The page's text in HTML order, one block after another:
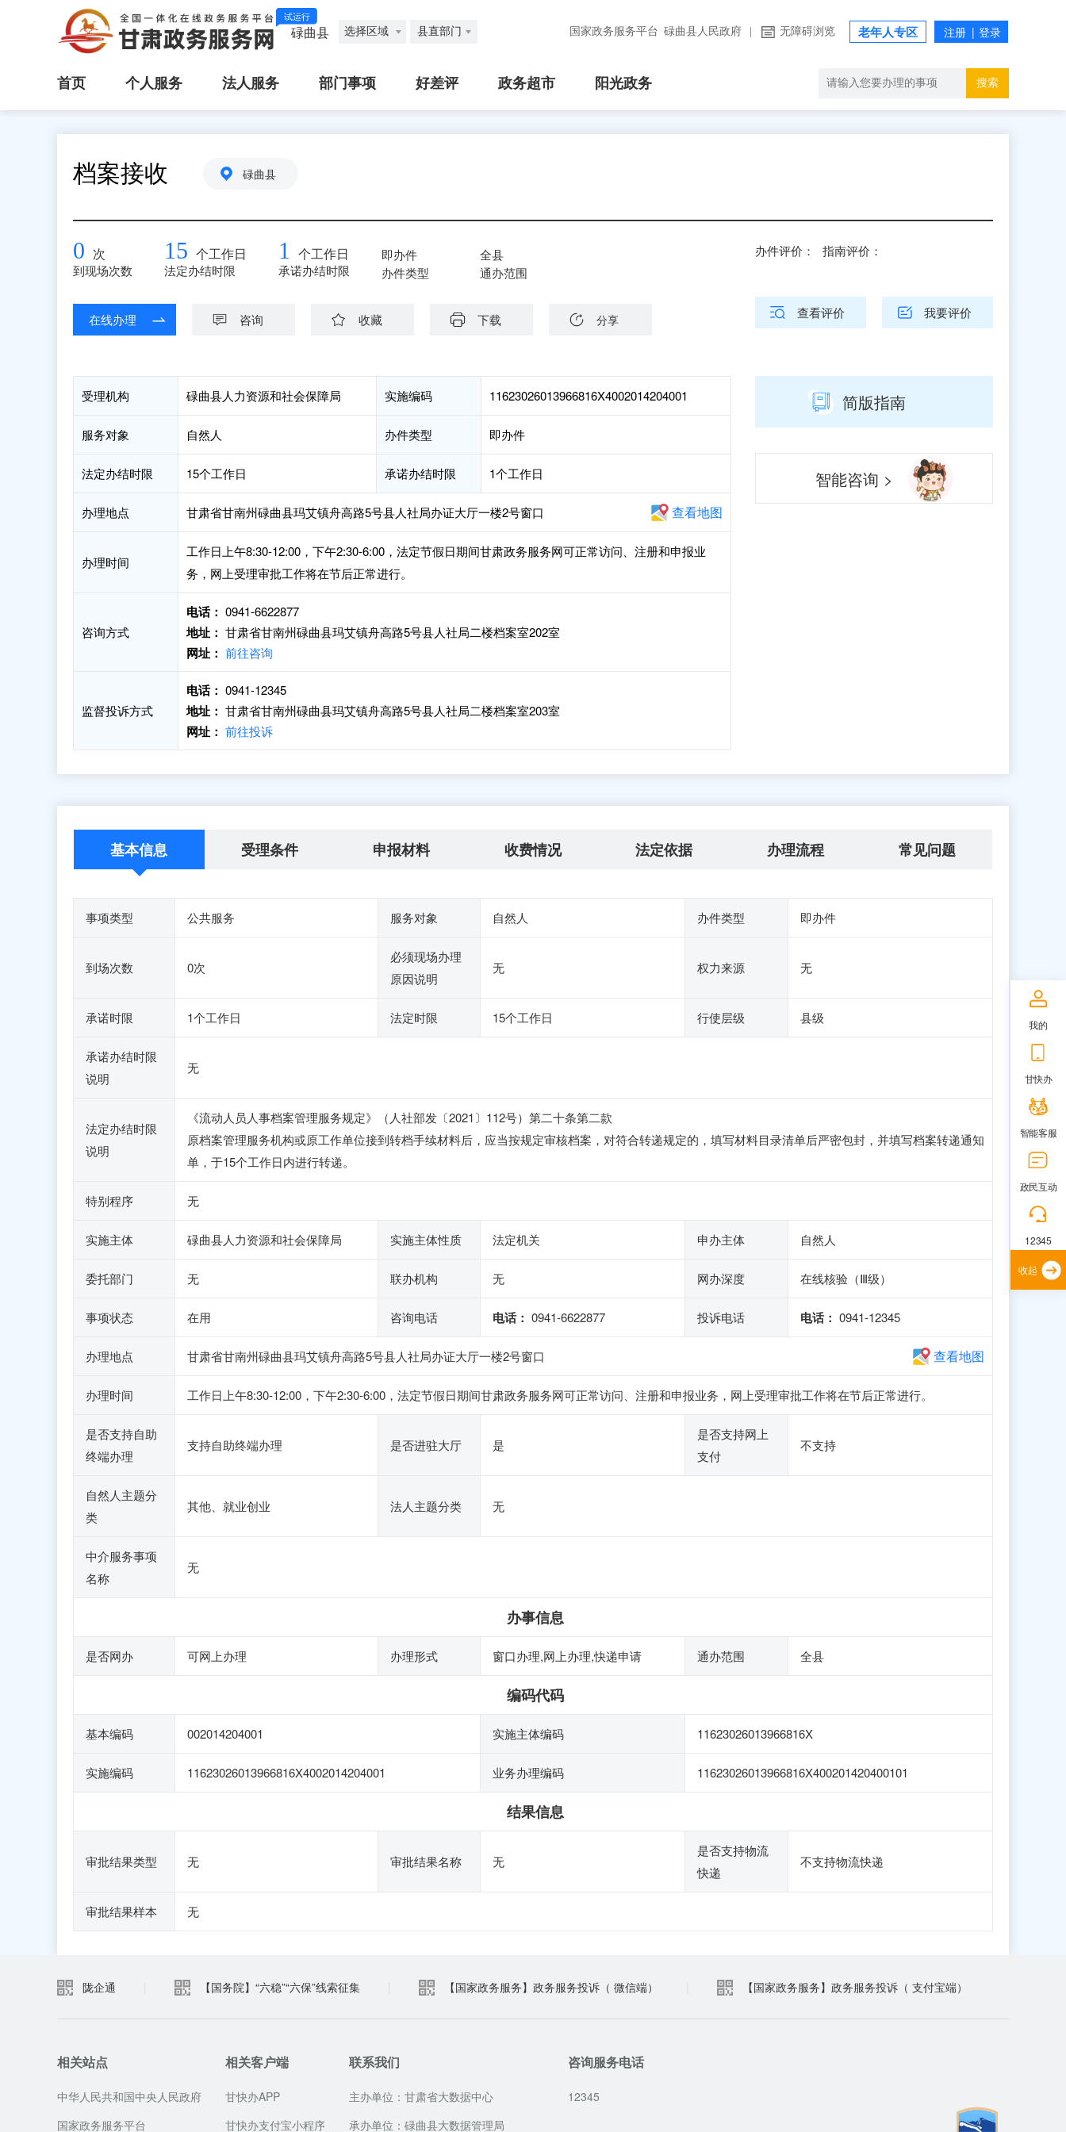
试运行
碌曲县 选择区域 县直部门 国家政务服务平台 碌曲县人民政府 无障碍浏览 老年人专区
首页 个人服务 法人服务 部门事项 好差评 政务超市 阳光政务 搜索
档案接收 碌曲县
0 次
到现场次数
15 个工作日
法定办结时限
1 个工作日
承诺办结时限
即办件
办件类型
全县
通办范围
在线办理 咨询 收藏 下载 分享
办件评价： 指南评价：
查看评价 我要评价
受理机构 碌曲县人力资源和社会保障局 实施编码 11623026013966816X4002014204001
服务对象 自然人 办件类型 即办件
法定办结时限 15个工作日 承诺办结时限 1个工作日
办理地点 甘肃省甘南州碌曲县玛艾镇舟高路5号县人社局办证大厅一楼2号窗口 查看地图
办理时间
工作日上午8:30-12:00，下午2:30-6:00，法定节假日期间甘肃政务服务网可正常访问、注册和申报业
务，网上受理审批工作将在节后正常进行。
咨询方式
电话： 0941-6622877
地址： 甘肃省甘南州碌曲县玛艾镇舟高路5号县人社局二楼档案室202室
网址： 前往咨询
监督投诉方式
电话： 0941-12345
地址： 甘肃省甘南州碌曲县玛艾镇舟高路5号县人社局二楼档案室203室
网址： 前往投诉
简版指南
智能咨询 >
基本信息 受理条件 申报材料 收费情况 法定依据 办理流程 常见问题
事项类型 公共服务 服务对象 自然人 办件类型 即办件
到场次数 0次
必须现场办理
原因说明
无 权力来源 无
承诺时限 1个工作日 法定时限 15个工作日 行使层级 县级
承诺办结时限
说明
无
法定办结时限
说明
《流动人员人事档案管理服务规定》（人社部发〔2021〕112号）第二十条第二款
原档案管理服务机构或原工作单位接到转档手续材料后，应当按规定审核档案，对符合转递规定的，填写材料目录清单后严密包封，并填写档案转递通知
单，于15个工作日内进行转递。
特别程序 无
实施主体 碌曲县人力资源和社会保障局 实施主体性质 法定机关 申办主体 自然人
委托部门 无 联办机构 无 网办深度 在线核验（Ⅲ级）
事项状态 在用 咨询电话 电话： 0941-6622877 投诉电话 电话： 0941-12345
办理地点 甘肃省甘南州碌曲县玛艾镇舟高路5号县人社局办证大厅一楼2号窗口 查看地图
办理时间 工作日上午8:30-12:00，下午2:30-6:00，法定节假日期间甘肃政务服务网可正常访问、注册和申报业务，网上受理审批工作将在节后正常进行。
是否支持自助
终端办理
支持自助终端办理 是否进驻大厅 是
是否支持网上
支付
不支持
自然人主题分
类
其他、就业创业 法人主题分类 无
中介服务事项
名称
无
办事信息
是否网办 可网上办理 办理形式 窗口办理,网上办理,快递申请 通办范围 全县
编码代码
基本编码 002014204001 实施主体编码 11623026013966816X
实施编码 11623026013966816X4002014204001 业务办理编码 11623026013966816X400201420400101
结果信息
审批结果类型 无 审批结果名称 无
是否支持物流
快递
不支持物流快递
审批结果样本 无
陇企通 【国务院】“六稳”“六保”线索征集 【国家政务服务】政务服务投诉（ 微信端） 【国家政务服务】政务服务投诉（ 支付宝端）
相关站点
中华人民共和国中央人民政府
国家政务服务平台
相关客户端
甘快办APP
甘快办支付宝小程序
联系我们
主办单位：甘肃省大数据中心
承办单位：碌曲县大数据管理局
咨询服务电话
12345
我的
甘快办
智能客服
政民互动
12345
收起